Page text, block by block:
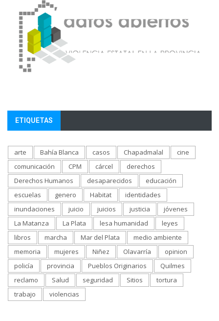
ETIQUETAS
arte Bahía Blanca casos Chapadmalal
cine
comunicación
CPM cárcel
derechos
Derechos Humanos
desaparecidos
educación
escuelas
genero Habitat
identidades
inundaciones
juicio juicios justicia
jóvenes
La Matanza
La Plata lesa humanidad
leyes
libros
marcha Mar del Plata
medio ambiente
memoria
mujeres Niñez Olavarría
opinion
policía
provincia Pueblos Originarios
Quilmes
reclamo
Salud seguridad Sitios
tortura
trabajo
violencias